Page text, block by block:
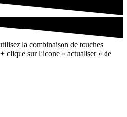
la combinaison de touches
clique sur l’icone « actualiser » de